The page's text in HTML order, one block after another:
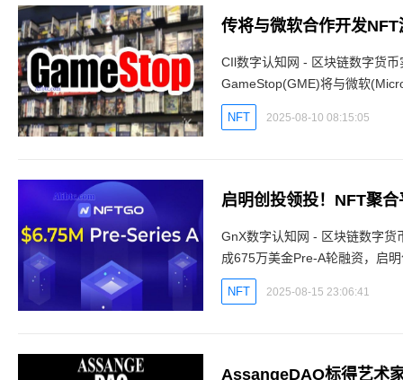
传将与微软合作开发
CIl数字认知网 - 区块链数字货
GameStop(GME)将与微软
近13%。CIl数字认知网 - 区块链
NFT 2025-08-10 08:15:05
启明创投领投！NFT聚
GnX数字认知网 - 区块链数字
成675万美金Pre-A轮融资，启
Zonff Partners、
NFT 2025-08-15 23:06:41
AssangeDAO标得艺术